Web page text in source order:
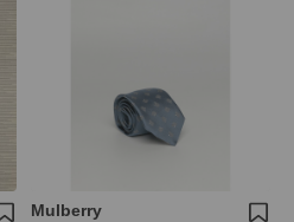
Mulberry